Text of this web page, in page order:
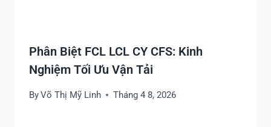
Phân Biệt FCL LCL CY CFS: Kinh
Nghiệm Tối Ưu Vận Tải
ByVõ Thị Mỹ Linh Tháng 4 8, 2026